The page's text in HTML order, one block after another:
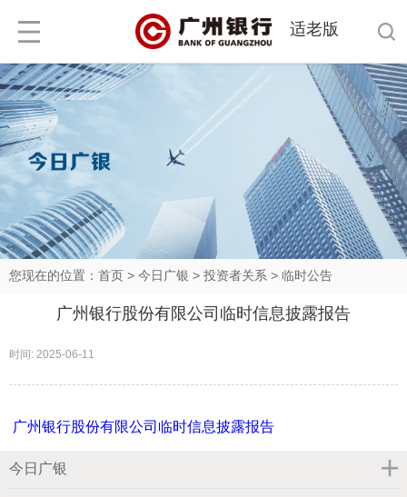
适老版
您现在的位置： 首页 > 今日广银 > 投资者关系 > 临时公告
广州银行股份有限公司临时信息披露报告
时间: 2025-06-11
广州银行股份有限公司临时信息披露报告
今日广银